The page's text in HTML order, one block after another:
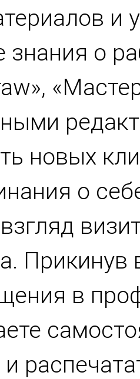
и
знания о
новых
о
в
и